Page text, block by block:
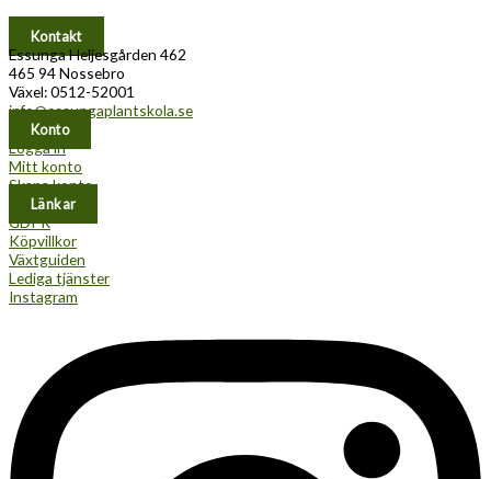
Kontakt
Essunga Heljesgården 462
465 94 Nossebro
Växel: 0512-52001
info@essungaplantskola.se
Konto
Logga in
Mitt konto
Skapa konto
Länkar
GDPR
Köpvillkor
Växtguiden
Lediga tjänster
Instagram